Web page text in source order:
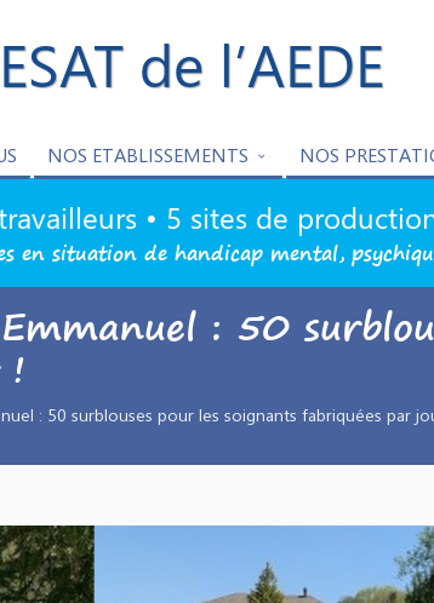
de l’AEDE
NOS ETABLISSEMENTS NOS
• 5 sites de
en situation de handicap mental,
: 50
!
: 50 surblouses pour les soignants fabriquées par